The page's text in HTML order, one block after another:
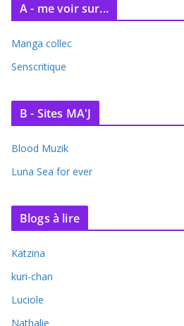
A - me voir sur...
Manga collec
Senscritique
B - Sites MA'J
Blood Muzik
Luna Sea for ever
Blogs à lire
Katzina
kuri-chan
Luciole
Nathalie